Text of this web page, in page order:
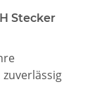
Stecker